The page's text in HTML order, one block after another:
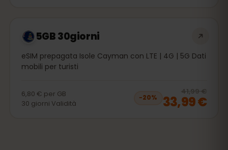
5GB 30giorni
eSIM prepagata Isole Cayman con LTE | 4G | 5G Dati
mobili per turisti
6,80 € per GB
30 giorni Validità
−20%
41,99 €
33,99 €